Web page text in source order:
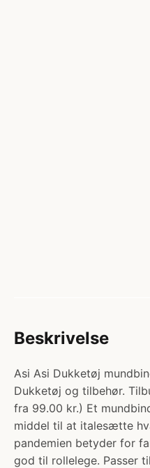
Beskrivelse
Asi Asi Dukketøj
Dukketøj og tilbehør.
fra 99.00 kr.) Et
middel til at italesætte
pandemien betyder for
god til rollelege. Passer